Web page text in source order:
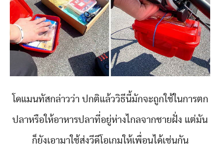
โดแมนทัสกล่าวว่า ปกติแล้ววิธีนี้มักจะถูกใช้ในการตก
ปลาหรือให้อาหารปลาที่อยู่ห่างไกลจากชายฝั่ง แต่มัน
ก็ยังเอามาใช้ส่งวีดีโอเกมให้เพื่อนได้เช่นกัน